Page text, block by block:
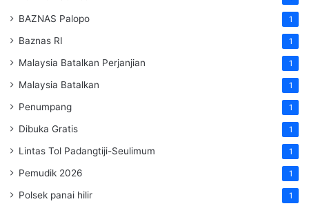
BAZNAS Palopo 1
Baznas RI 1
Malaysia Batalkan Perjanjian 1
Malaysia Batalkan 1
Penumpang 1
Dibuka Gratis 1
Lintas Tol Padangtiji-Seulimum 1
Pemudik 2026 1
Polsek panai hilir 1